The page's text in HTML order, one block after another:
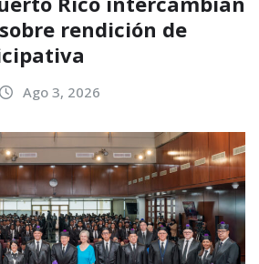
rendición de
Ago 3, 2026